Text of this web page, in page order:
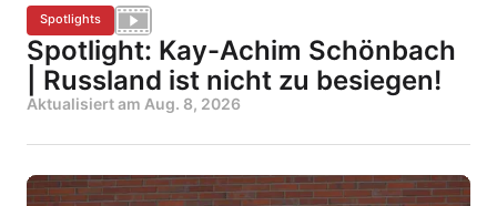
Spotlights
Spotlight: Kay-Achim Schönbach
| Russland ist nicht zu besiegen!
Aktualisiert am Aug. 8, 2026